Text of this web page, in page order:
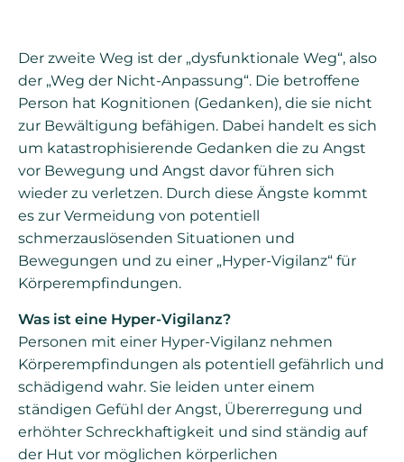
Der zweite Weg ist der „dysfunktionale Weg“, also
der „Weg der Nicht-Anpassung“. Die betroffene
Person hat Kognitionen (Gedanken), die sie nicht
zur Bewältigung befähigen. Dabei handelt es sich
um katastrophisierende Gedanken die zu Angst
vor Bewegung und Angst davor führen sich
wieder zu verletzen. Durch diese Ängste kommt
es zur Vermeidung von potentiell
schmerzauslösenden Situationen und
Bewegungen und zu einer „Hyper-Vigilanz“ für
Körperempfindungen.
Was ist eine Hyper-Vigilanz?
Personen mit einer Hyper-Vigilanz nehmen
Körperempfindungen als potentiell gefährlich und
schädigend wahr. Sie leiden unter einem
ständigen Gefühl der Angst, Übererregung und
erhöhter Schreckhaftigkeit und sind ständig auf
der Hut vor möglichen körperlichen